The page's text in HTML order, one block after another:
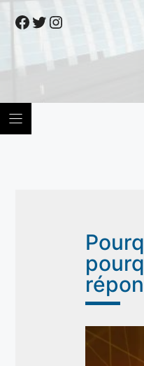
Facebook
Twitter
Instagram